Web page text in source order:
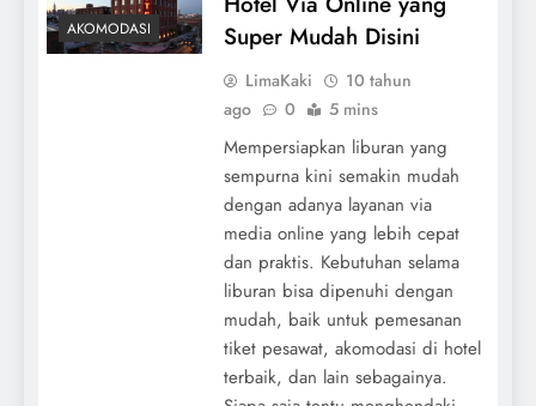
AKOMODASI
Super Mudah Disini
LimaKaki
10 tahun
ago
0 5 mins
Mempersiapkan liburan yang
sempurna kini semakin mudah
dengan adanya layanan via
media online yang lebih cepat
dan praktis. Kebutuhan selama
liburan bisa dipenuhi dengan
mudah, baik untuk pemesanan
tiket pesawat, akomodasi di hotel
terbaik, dan lain sebagainya.